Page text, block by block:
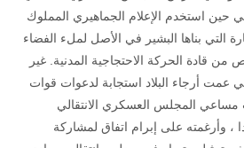
حين استخدم الإعلام الجماهيري المملوك
التي بناها البشير في الأصل لملء الفضاء
من قادة الحركة الاحتجاجية المدنية. غير
30 يونيو التي عمت أرجاء البلاد استجابة لدعوات قوات
مساعي المجلس العسكري الانتقالي
، وأرغمته على إبرام اتفاق لمشاركة